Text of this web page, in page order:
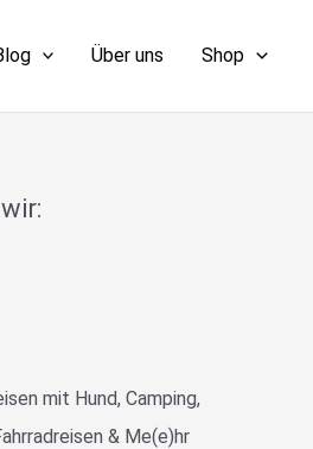
Über uns Shop
mit Hund, Camping,
& Me(e)hr